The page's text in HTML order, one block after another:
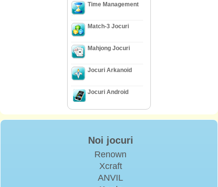
Time Management
Match-3 Jocuri
Mahjong Jocuri
Jocuri Arkanoid
Jocuri Android
Noi jocuri
Renown
Xcraft
ANVIL